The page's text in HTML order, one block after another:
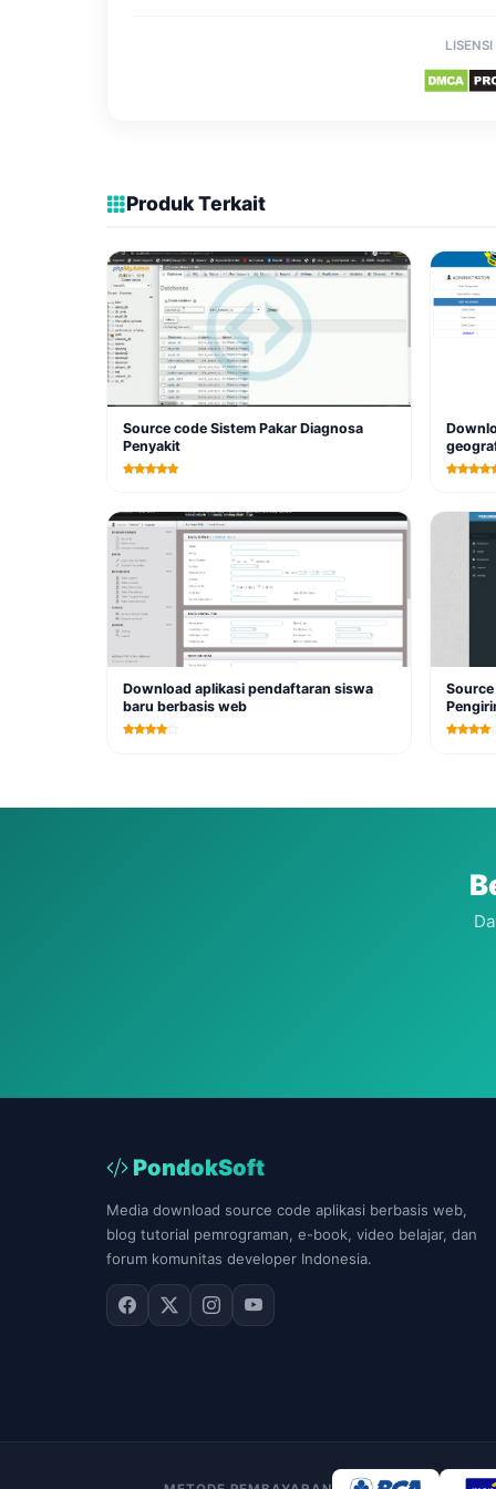
LISENSI
Produk Terkait
Source code Sistem Pakar Diagnosa
Penyakit
Download aplikasi pendaftaran siswa
baru berbasis web
PondokSoft
Media download source code aplikasi berbasis web,
blog tutorial pemrograman, e-book, video belajar, dan
forum komunitas developer Indonesia.